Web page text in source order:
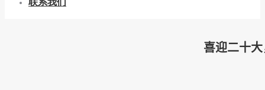
喜迎二十